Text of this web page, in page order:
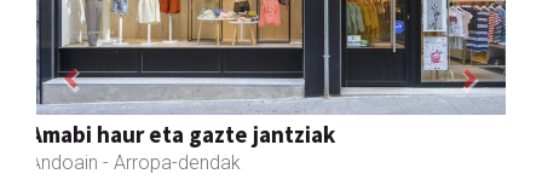
Amane
Amasa-Villabona - Arropa-dendak
Previous Next